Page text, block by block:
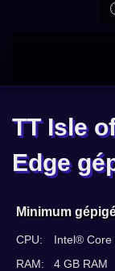
TT Isle
Edge
Minimum
CPU:
Intel®
RAM:
4 GB RAM